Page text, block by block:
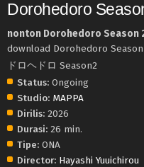
Dorohedoro
nonton Dorohedoro Season
download Dorohedoro
ドロヘドロ Season2
Status: Ongoing
Studio: MAPPA
Dirilis: 2026
Durasi: 26 min.
Tipe: ONA
Director: Hayashi Yuuichirou